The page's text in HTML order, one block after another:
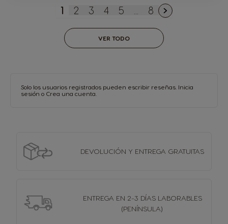
Actualmente estás leyendo página
1 Página
2 Página
3 Página
4 Página
5 Página
8
VER TODO
Solo los usuarios registrados pueden escribir reseñas. Inicia
sesión o Crea una cuenta
DEVOLUCIÓN Y ENTREGA GRATUITAS
ENTREGA EN 2-3 DÍAS LABORABLES
(PENÍNSULA)